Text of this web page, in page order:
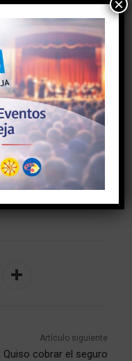
Artículo siguiente
Quiso cobrar el seguro
×